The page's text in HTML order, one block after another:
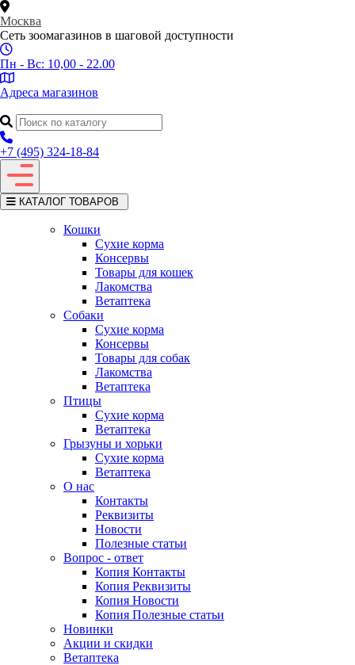
Москва
Сеть зоомагазинов в шаговой доступности
Пн - Вс: 10,00 - 22.00
Адреса магазинов
+7 (495) 324-18-84
КАТАЛОГ ТОВАРОВ
Кошки
Сухие корма
Консервы
Товары для кошек
Лакомства
Ветаптека
Собаки
Сухие корма
Консервы
Товары для собак
Лакомства
Ветаптека
Птицы
Сухие корма
Ветаптека
Грызуны и хорьки
Сухие корма
Ветаптека
О нас
Контакты
Реквизиты
Новости
Полезные статьи
Вопрос - ответ
Копия Контакты
Копия Реквизиты
Копия Новости
Копия Полезные статьи
Новинки
Акции и скидки
Ветаптека
Специализированные корма для
породистых собак
Подробнее
Бренды
Всего результатов:0
Сортировка: Рейтинг